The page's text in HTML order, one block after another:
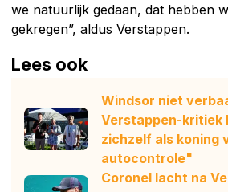
we natuurlijk gedaan, dat hebben
gekregen”, aldus Verstappen.
Lees ook
Windsor niet
Verstappen-kritiek
zichzelf als koning
autocontrole"
Coronel lacht na